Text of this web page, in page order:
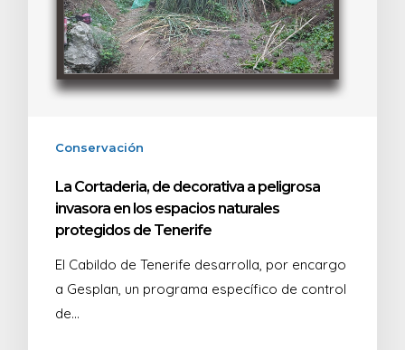
Conservación
La Cortaderia, de decorativa a peligrosa
invasora en los espacios naturales
protegidos de Tenerife
El Cabildo de Tenerife desarrolla, por encargo
a Gesplan, un programa específico de control
de…